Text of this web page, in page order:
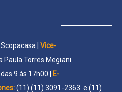
| Vice-
Paula Torres Megiani
9 às 17h00 |
E-
(11) (11) 3091-2363 e (11)